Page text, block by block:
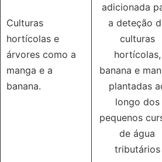
Culturas
hortícolas e
árvores como a
manga e a
banana.
adicionada
a deteção
culturas
hortícolas,
banana e
plantadas
longo dos
pequenos
de água
tributários